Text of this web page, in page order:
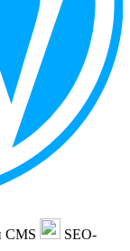
CMS
SEO-